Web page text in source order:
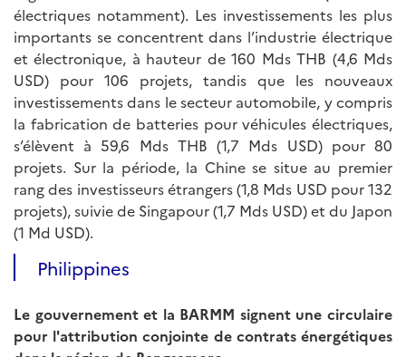
électriques notamment). Les investissements les plus
importants se concentrent dans l’industrie électrique
et électronique, à hauteur de 160 Mds THB (4,6 Mds
USD) pour 106 projets, tandis que les nouveaux
investissements dans le secteur automobile, y compris
la fabrication de batteries pour véhicules électriques,
s’élèvent à 59,6 Mds THB (1,7 Mds USD) pour 80
projets. Sur la période, la Chine se situe au premier
rang des investisseurs étrangers (1,8 Mds USD pour 132
projets), suivie de Singapour (1,7 Mds USD) et du Japon
(1 Md USD).
Philippines
Le gouvernement et la BARMM signent une circulaire
pour l'attribution conjointe de contrats énergétiques